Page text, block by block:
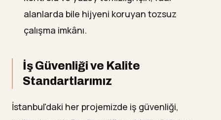
alanlarda bile hijyeni koruyan tozsuz
çalışma imkânı.
İş Güvenliği ve Kalite
Standartlarımız
İstanbul'daki her projemizde iş güvenliği,